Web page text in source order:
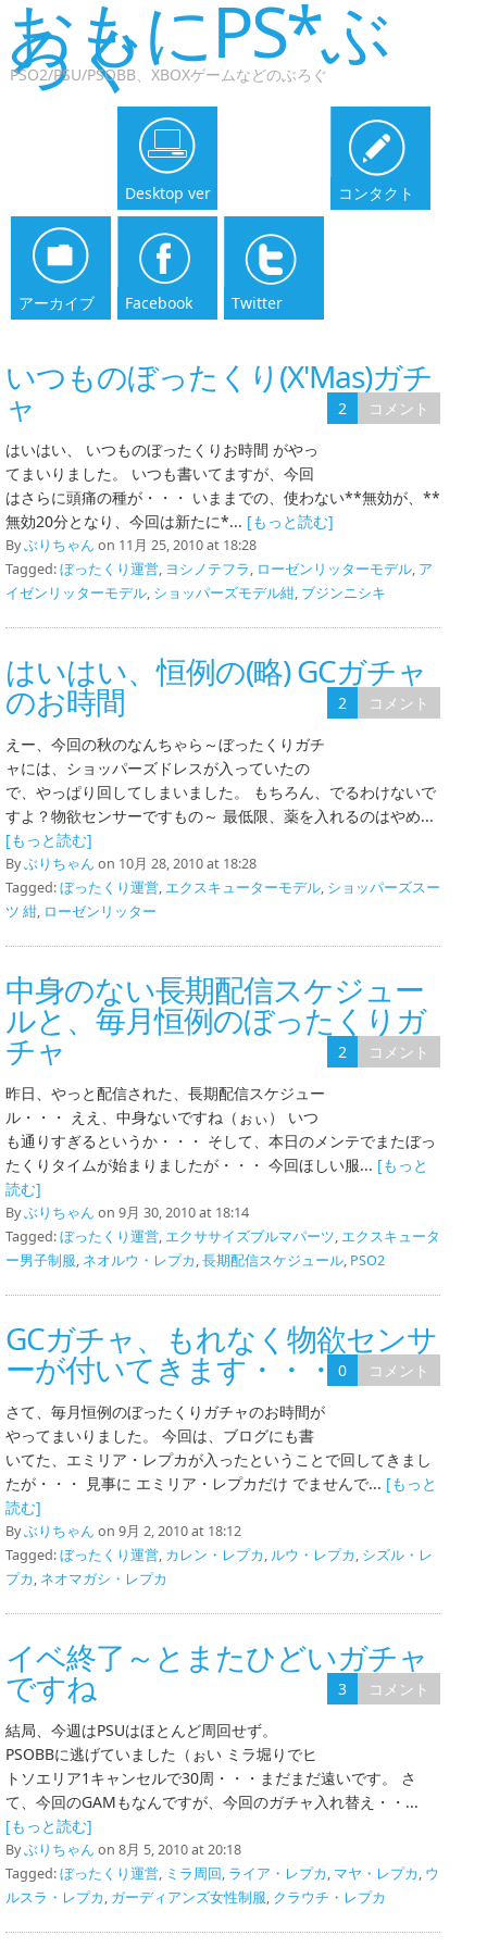
おもにPS*ぶ
ろぐ
PSO2/PSU/PSOBB、XBOXゲームなどのぶろぐ
Desktop ver コンタクト
アーカイブ Facebook Twitter
いつものぼったくり(X'Mas)ガチ
ャ 2
コメント
はいはい、 いつものぼったくりお時間 がやっ
てまいりました。 いつも書いてますが、今回
はさらに頭痛の種が・・・ いままでの、使わない**無効が、**
無効20分となり、今回は新たに*... [もっと読む]
Byぶりちゃん on 11月 25, 2010 at 18:28
Tagged:ぼったくり運営, ヨシノテフラ, ローゼンリッターモデル, ア
イゼンリッターモデル, ショッパーズモデル紺, ブジンニシキ
はいはい、恒例の(略) GCガチャ
のお時間 2
コメント
えー、今回の秋のなんちゃら～ぼったくりガチ
ャには、ショッパーズドレスが入っていたの
で、やっぱり回してしまいました。 もちろん、でるわけないで
すよ？物欲センサーですもの～ 最低限、薬を入れるのはやめ...
[もっと読む]
Byぶりちゃん on 10月 28, 2010 at 18:28
Tagged:ぼったくり運営, エクスキューターモデル, ショッパーズスー
ツ 紺, ローゼンリッター
中身のない長期配信スケジュー
ルと、毎月恒例のぼったくりガ
チャ 2
コメント
昨日、やっと配信された、長期配信スケジュー
ル・・・ ええ、中身ないですね（ぉぃ） いつ
も通りすぎるというか・・・ そして、本日のメンテでまたぼっ
たくりタイムが始まりましたが・・・ 今回ほしい服... [もっと
読む]
Byぶりちゃん on 9月 30, 2010 at 18:14
Tagged:ぼったくり運営, エクササイズブルマパーツ, エクスキュータ
ー男子制服, ネオルウ・レプカ,長期配信スケジュール, PSO2
GCガチャ、もれなく物欲センサ
ーが付いてきます・・・もぅ
0
コメント
さて、毎月恒例のぼったくりガチャのお時間が
やってまいりました。 今回は、ブログにも書
いてた、エミリア・レプカが入ったということで回してきまし
たが・・・ 見事に エミリア・レプカだけ でませんで... [もっと
読む]
Byぶりちゃん on 9月 2, 2010 at 18:12
Tagged:ぼったくり運営, カレン・レプカ, ルウ・レプカ, シズル・レ
プカ, ネオマガシ・レプカ
イベ終了～とまたひどいガチャ
ですね 3
コメント
結局、今週はPSUはほとんど周回せず。
PSOBBに逃げていました（ぉい ミラ堀りでヒ
トソエリア1キャンセルで30周・・・まだまだ遠いです。 さ
て、今回のGAMもなんですが、今回のガチャ入れ替え・・...
[もっと読む]
Byぶりちゃん on 8月 5, 2010 at 20:18
Tagged:ぼったくり運営, ミラ周回, ライア・レプカ, マヤ・レプカ, ウ
ルスラ・レプカ, ガーディアンズ女性制服, クラウチ・レプカ